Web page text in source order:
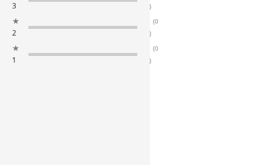
3
)
★
2
(0
)
★
1
(0
)